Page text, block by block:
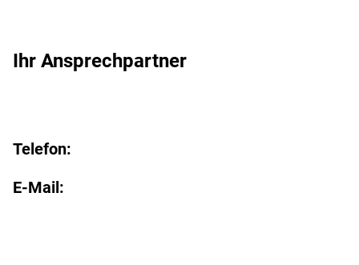
Ihr Ansprechpartner
Telefon:
E-Mail: